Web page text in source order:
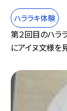
ハララキ体験
第２回目のハラ
にアイヌ文様を